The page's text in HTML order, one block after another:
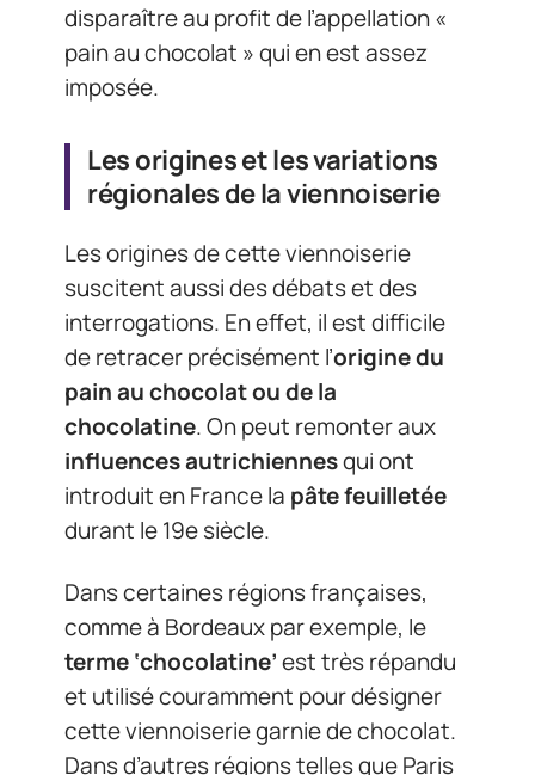
disparaître au profit de l’appellation «
pain au chocolat » qui en est assez
imposée.
Les origines et les variations
régionales de la viennoiserie
Les origines de cette viennoiserie
suscitent aussi des débats et des
interrogations. En effet, il est difficile
de retracer précisément l’origine du
pain au chocolat ou de la
chocolatine. On peut remonter aux
influences autrichiennesqui ont
introduit en France la pâte feuilletée
durant le 19e siècle.
Dans certaines régions françaises,
comme à Bordeaux par exemple, le
terme ‘chocolatine’est très répandu
et utilisé couramment pour désigner
cette viennoiserie garnie de chocolat.
Dans d’autres régions telles que Paris